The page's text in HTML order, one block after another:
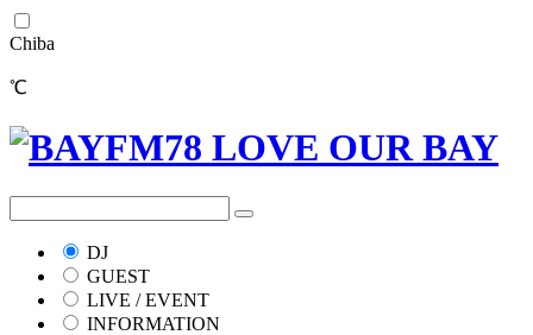
Chiba
℃
DJ
GUEST
LIVE / EVENT
INFORMATION